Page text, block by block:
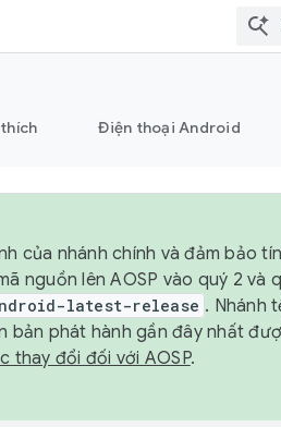
Điện thoại Android
của nhánh chính và đảm bảo
nguồn lên AOSP vào quý 2 và
latest-release . Nhánh
bản phát hành gần đây nhất
thay đổi đối với AOSP.